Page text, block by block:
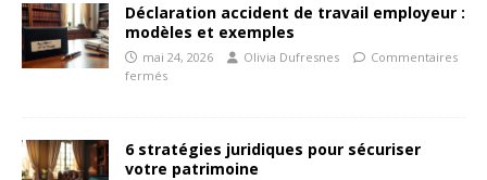
Déclaration accident de travail employeur :
modèles et exemples
mai 24, 2026 Olivia Dufresnes
Commentaires
fermés
6 stratégies juridiques pour sécuriser
votre patrimoine